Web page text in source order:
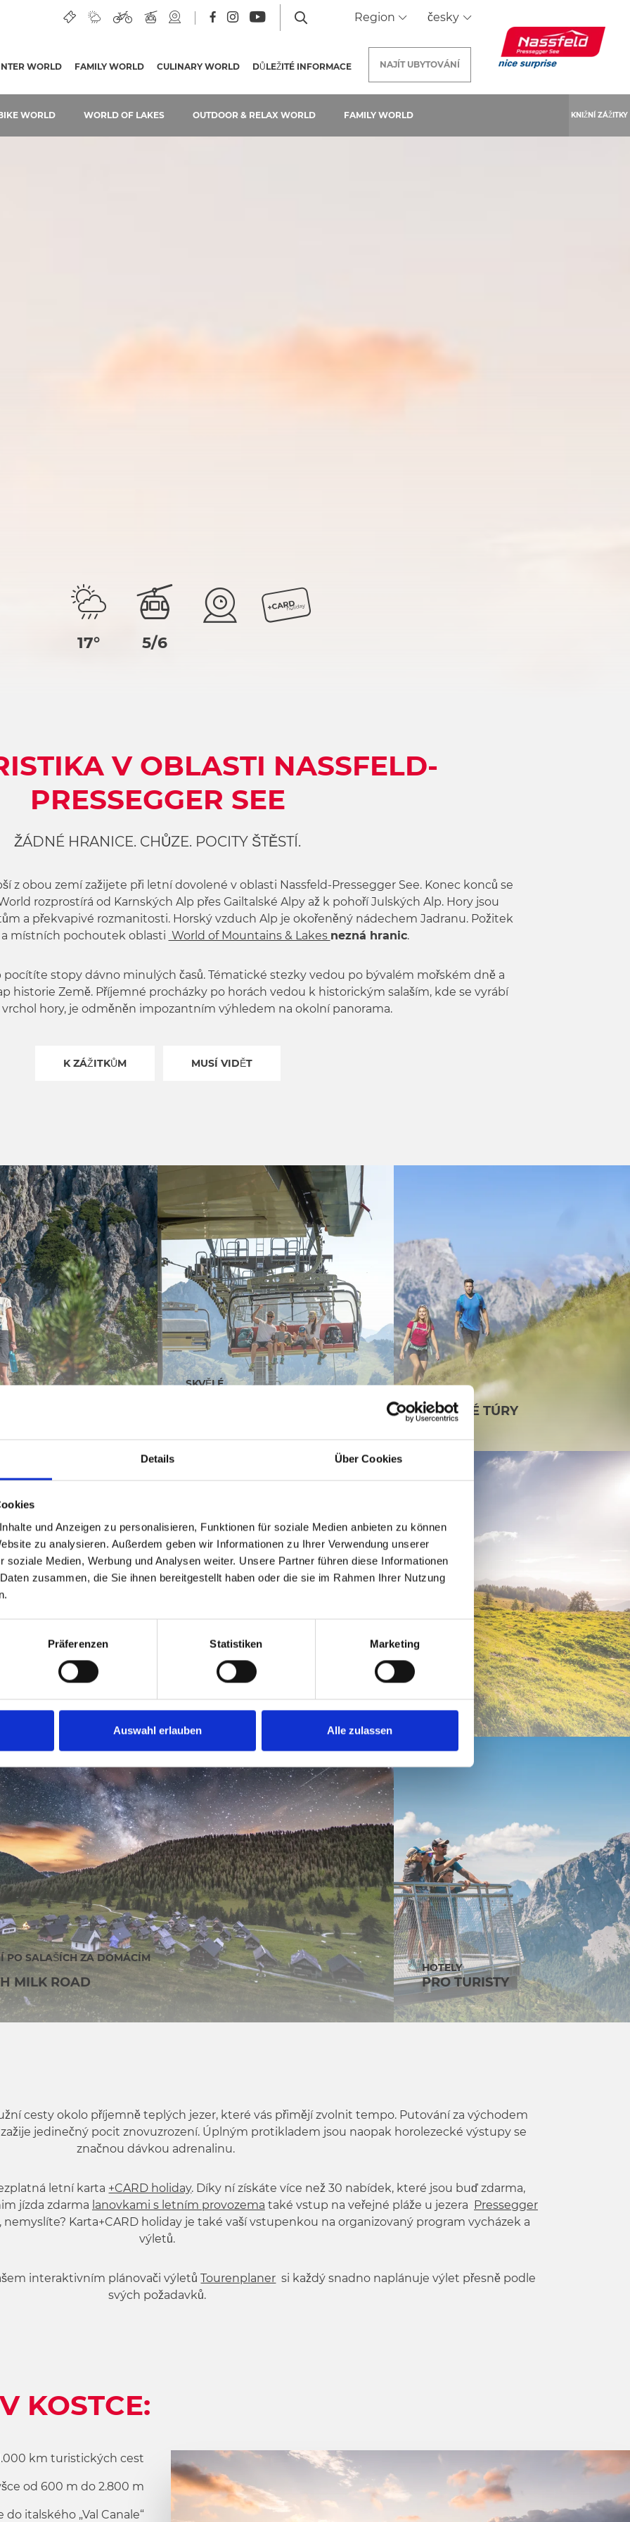
Details Über Cookies
und Anzeigen zu personalisieren, Funktionen für soziale Medien anbieten zu können
zu analysieren. Außerdem geben wir Informationen zu Ihrer Verwendung unserer
soziale Medien, Werbung und Analysen weiter. Unsere Partner führen diese Informationen
zusammen, die Sie ihnen bereitgestellt haben oder die sie im Rahmen Ihrer Nutzung
Präferenzen Statistiken Marketing
Auswahl erlauben Alle zulassen
Region česky
STRÁNKA)
WORLD WORLD OF LAKES OUTDOOR & RELAX WORLD FAMILY WORLD KNIŽNÍ ZÁŽITKY
WORLD FAMILY WORLD CULINARY WORLD DŮLEŽITÉ INFORMACE NAJÍT UBYTOVÁNÍ
17° 5/6
V OBLASTI NASSFELD-
PRESSEGGER SEE
ŽÁDNÉ HRANICE. CHŮZE. POCITY ŠTĚSTÍ.
z obou zemí zažijete při letní dovolené v oblasti Nassfeld-Pressegger See. Konec konců se
rozprostírá od Karnských Alp přes Gailtalské Alpy až k pohoří Julských Alp. Hory jsou
a překvapivé rozmanitosti. Horský vzduch Alp je okořeněný nádechem Jadranu. Požitek
místních pochoutek oblasti World of Mountains & Lakes nezná hranic.
stopy dávno minulých časů. Tématické stezky vedou po bývalém mořském dně a
historie Země. Příjemné procházky po horách vedou k historickým salaším, kde se vyrábí
vrchol hory, je odměněn impozantním výhledem na okolní panorama.
K ZÁŽITKŮM MUSÍ VIDĚT
SKVĚLÉ
DLOUHÉ TÚRY
VÝLETY ZA PŘÍJEMNÝMI ZÁŽITKY
PO SALAŠÍCH ZA DOMÁCÍM
MILK ROAD
HOTELY
PRO TURISTY
cesty okolo příjemně teplých jezer, které vás přimějí zvolnit tempo. Putování za východem
jedinečný pocit znovuzrození. Úplným protikladem jsou naopak horolezecké výstupy se
značnou dávkou adrenalinu.
letní karta +CARD holiday. Díky ní získáte více než 30 nabídek, které jsou buď zdarma,
jízda zdarma lanovkami s letním provozema také vstup na veřejné pláže u jezera Pressegger
Karta+CARD holiday je také vaší vstupenkou na organizovaný program vycházek a
výletů.
interaktivním plánovači výletůTourenplaner si každý snadno naplánuje výlet přesně podle
svých požadavků.
KOSTCE:
km turistických cest
od 600 m do 2.800 m
italského „Val Canale“